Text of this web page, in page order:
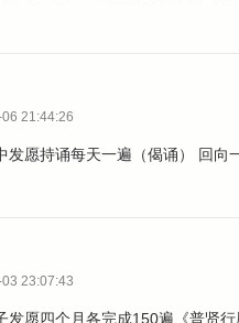
21:44:26
发愿持诵每天一遍（偈诵） 回向
23:07:43
发愿四个月各完成150遍《普贤